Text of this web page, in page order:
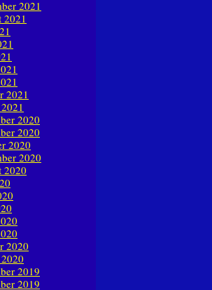
2021
2021
2021
2020
2020
2020
2020
2020
2020
2019
2019